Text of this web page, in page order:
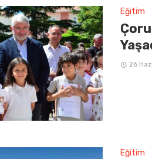
Eğitim
26
Eğitim